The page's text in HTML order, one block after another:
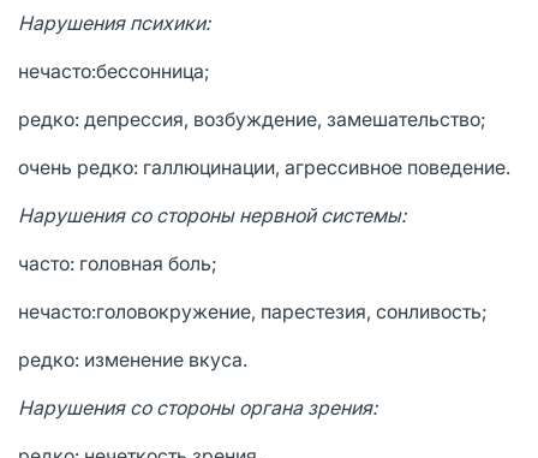
Нарушения психики:
нечасто:бессонница;
редко: депрессия, возбуждение, замешательство;
очень редко: галлюцинации, агрессивное поведение.
Нарушения со стороны нервной системы:
часто: головная боль;
нечасто:головокружение, парестезия, сонливость;
редко: изменение вкуса.
Нарушения со стороны органа зрения: